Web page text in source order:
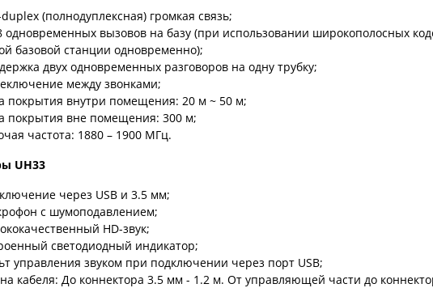
(полнодуплексная) громкая связь;
одновременных вызовов на базу (при использовании широкополосных
базовой станции одновременно);
двух одновременных разговоров на одну трубку;
между звонками;
покрытия внутри помещения: 20 м ~ 50 м;
покрытия вне помещения: 300 м;
частота: 1880 – 1900 МГц.
UH33
через USB и 3.5 мм;
с шумоподавлением;
HD-звук;
светодиодный индикатор;
управления звуком при подключении через порт USB;
кабеля: До коннектора 3.5 мм - 1.2 м. От управляющей части до